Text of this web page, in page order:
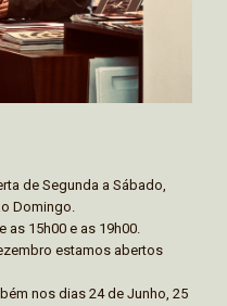
de Segunda a Sábado,
Domingo.
as 15h00 e as 19h00.
estamos abertos
nos dias 24 de Junho, 25